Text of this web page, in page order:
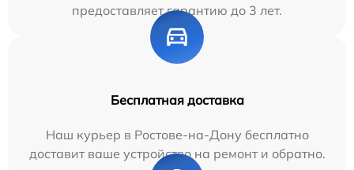
предоставляет гарантию до 3 лет.
Бесплатная доставка
Наш курьер в Ростове-на-Дону бесплатно
доставит ваше устройство на ремонт и обратно.